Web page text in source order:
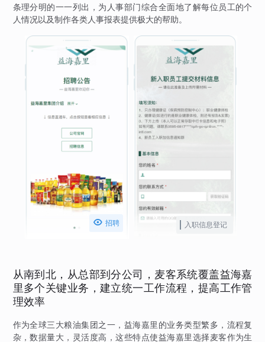
条理分明的一一列出，为人事部门综合全面地了解每位员工的个
人情况以及制作各类人事报表提供极大的帮助。
 招聘 入职信息登记
从南到北，从总部到分公司，麦客系统覆盖益海嘉
里多个关键业务，建立统一工作流程，提高工作管
理效率
作为全球三大粮油集团之一，益海嘉里的业务类型繁多，流程复
杂，数据量大，灵活度高，这些特点使益海嘉里选择麦客作为生